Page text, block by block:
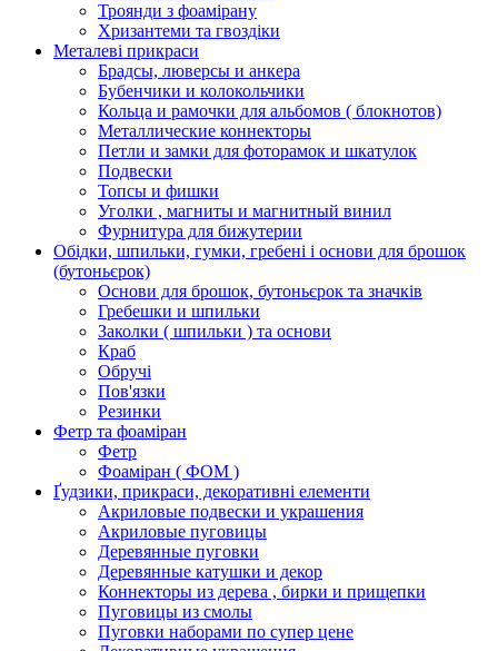
Троянди з фоамірану
Хризантеми та гвоздіки
Металеві прикраси
Брадсы, люверсы и анкера
Бубенчики и колокольчики
Кольца и рамочки для альбомов ( блокнотов)
Металлические коннекторы
Петли и замки для фоторамок и шкатулок
Подвески
Топсы и фишки
Уголки , магниты и магнитный винил
Фурнитура для бижутерии
Обідки, шпильки, гумки, гребені і основи для брошок
(бутоньєрок)
Основи для брошок, бутоньєрок та значків
Гребешки и шпильки
Заколки ( шпильки ) та основи
Краб
Обручі
Пов'язки
Резинки
Фетр та фоаміран
Фетр
Фоаміран ( ФОМ )
Ґудзики, прикраси, декоративні елементи
Акриловые подвески и украшения
Акриловые пуговицы
Деревянные пуговки
Деревянные катушки и декор
Коннекторы из дерева , бирки и прищепки
Пуговицы из смолы
Пуговки наборами по супер цене